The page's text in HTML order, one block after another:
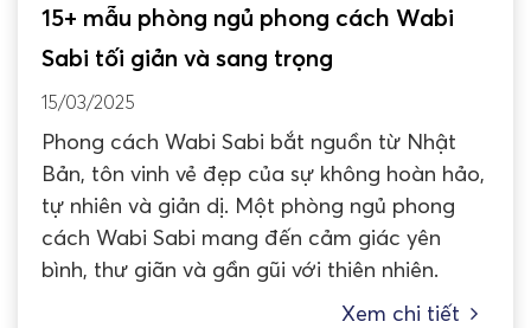
15+ mẫu phòng ngủ phong cách Wabi
Sabi tối giản và sang trọng
15/03/2025
Phong cách Wabi Sabi bắt nguồn từ Nhật
Bản, tôn vinh vẻ đẹp của sự không hoàn hảo,
tự nhiên và giản dị. Một phòng ngủ phong
cách Wabi Sabi mang đến cảm giác yên
bình, thư giãn và gần gũi với thiên nhiên.
Xem chi tiết